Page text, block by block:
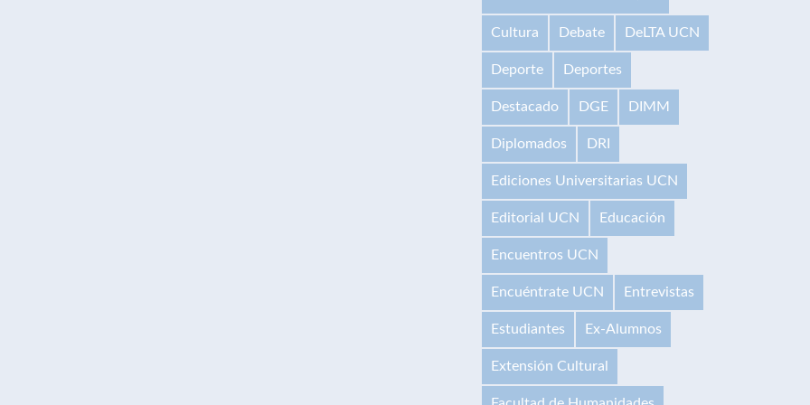
Cultura Debate DeLTA UCN
Deporte Deportes
Destacado DGE DIMM
Diplomados DRI
Ediciones Universitarias UCN
Editorial UCN Educación
Encuentros UCN
Encuéntrate UCN Entrevistas
Estudiantes Ex-Alumnos
Extensión Cultural